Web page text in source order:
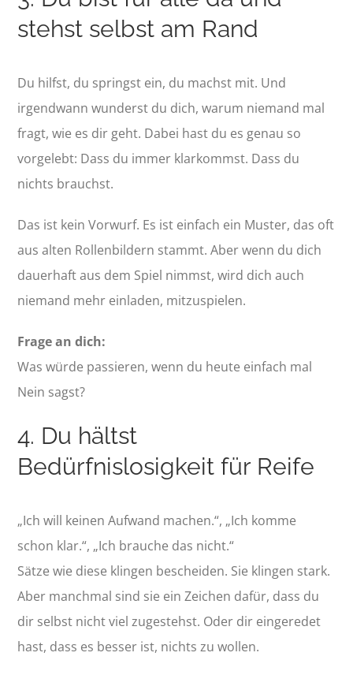
stehst selbst am Rand
Du hilfst, du springst ein, du machst mit. Und
irgendwann wunderst du dich, warum niemand mal
fragt, wie es dir geht. Dabei hast du es genau so
vorgelebt: Dass du immer klarkommst. Dass du
nichts brauchst.
Das ist kein Vorwurf. Es ist einfach ein Muster, das oft
aus alten Rollenbildern stammt. Aber wenn du dich
dauerhaft aus dem Spiel nimmst, wird dich auch
niemand mehr einladen, mitzuspielen.
Frage an dich:
Was würde passieren, wenn du heute einfach mal
Nein sagst?
4. Du hältst
Bedürfnislosigkeit für Reife
„Ich will keinen Aufwand machen.“, „Ich komme
schon klar.“, „Ich brauche das nicht.“
Sätze wie diese klingen bescheiden. Sie klingen stark.
Aber manchmal sind sie ein Zeichen dafür, dass du
dir selbst nicht viel zugestehst. Oder dir eingeredet
hast, dass es besser ist, nichts zu wollen.